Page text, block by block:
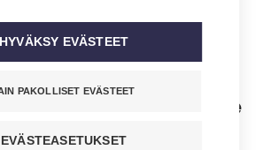
lähtee Suomesta
tulee, Ruotsi viime
HYVÄKSY EVÄSTEET
PAKOLLISET EVÄSTEET
EVÄSTEASETUKSET